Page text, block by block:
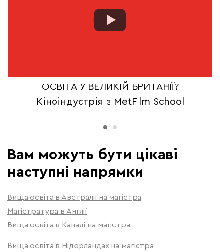
ОСВІТА У ВЕЛИКІЙ БРИТАНІЇ?
Кіноіндустрія з MetFilm School
Вам можуть бути цікаві
наступні напрямки
Вища освіта в Австралії на магістра
Магістратура в Англії
Вища освіта в Канаді на магістра
Вища освіта в Нідерландах на магістра